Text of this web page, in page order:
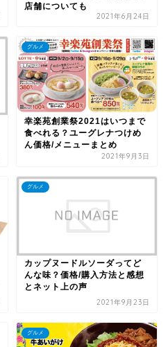
店舗についても
2021年6月24日
グルメ
幸楽苑創業祭2021はいつまで
食べれる？ユーグレナつけめ
ん価格/メニューまとめ
2021年9月3日
グルメ
カップヌードルソーダってど
んな味？価格/購入方法と感想
とネット上の声
2021年9月23日
グルメ